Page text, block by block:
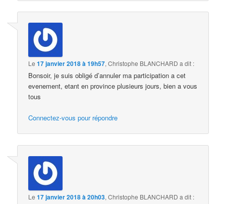
Le17 janvier 2018 à 19h57,Christophe BLANCHARD a dit :
Bonsoir, je suis obligé d’annuler ma participation a cet
evenement, etant en province plusieurs jours, bien a vous
tous
Connectez-vous pour répondre
Le17 janvier 2018 à 20h03,Christophe BLANCHARD a dit :